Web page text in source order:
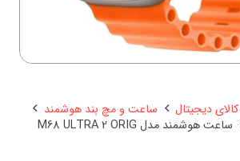
کالای دیجیتال
ساعت و مچ بند هوشمند
ساعت هوشمند مدل M68 ULTRA 2 ORIG